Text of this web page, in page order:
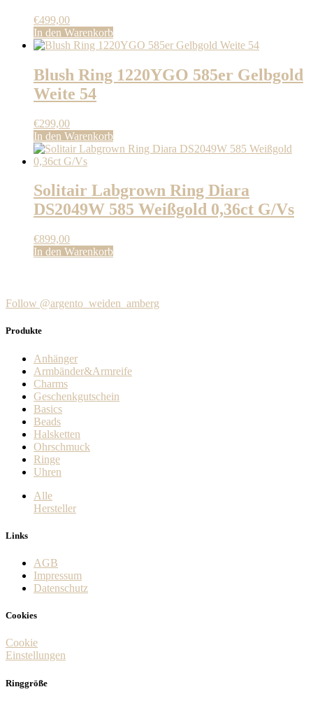
€499,00
In den Warenkorb
Blush Ring 1220YGO 585er Gelbgold
Weite 54
€299,00
In den Warenkorb
Solitair Labgrown Ring Diara
DS2049W 585 Weißgold 0,36ct G/Vs
€899,00
In den Warenkorb
Follow @argento_weiden_amberg
Produkte
Anhänger
Armbänder&Armreife
Charms
Geschenkgutschein
Basics
Beads
Halsketten
Ohrschmuck
Ringe
Uhren
Alle
Hersteller
Links
AGB
Impressum
Datenschutz
Cookies
Cookie
Einstellungen
Ringgröße